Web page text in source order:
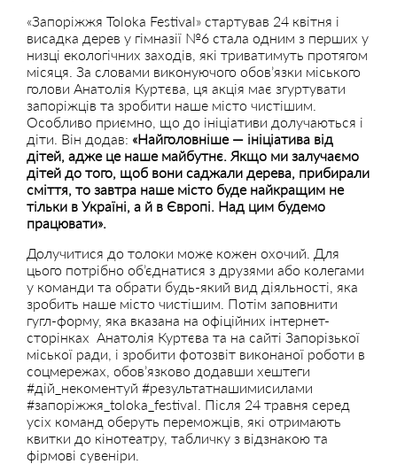
«Запоріжжя Toloka Festival» стартував 24 квітня і
висадка дерев у гімназії №6 стала одним з перших у
низці екологічних заходів, які триватимуть протягом
місяця. За словами виконуючого обов’язки міського
голови Анатолія Куртєва, ця акція має згуртувати
запоріжців та зробити наше місто чистішим.
Особливо приємно, що до ініціативи долучаються і
діти. Він додав: «Найголовніше — ініціатива від
дітей, адже це наше майбутнє. Якщо ми залучаємо
дітей до того, щоб вони саджали дерева, прибирали
сміття, то завтра наше місто буде найкращим не
тільки в Україні, а й в Європі. Над цим будемо
працювати».
Долучитися до толоки може кожен охочий. Для
цього потрібно об’єднатися з друзями або колегами
у команди та обрати будь-який вид діяльності, яка
зробить наше місто чистішим. Потім заповнити
гугл-форму, яка вказана на офіційних інтернет-
сторінках Анатолія Куртєва та на сайті Запорізької
міської ради, і зробити фотозвіт виконаної роботи в
соцмережах, обов’язково додавши хештеги
#дій_некоментуй #результатнашимисилами
#запоріжжя_toloka_festival. Після 24 травня серед
усіх команд оберуть переможців, які отримають
квитки до кінотеатру, табличку з відзнакою та
фірмові сувеніри.